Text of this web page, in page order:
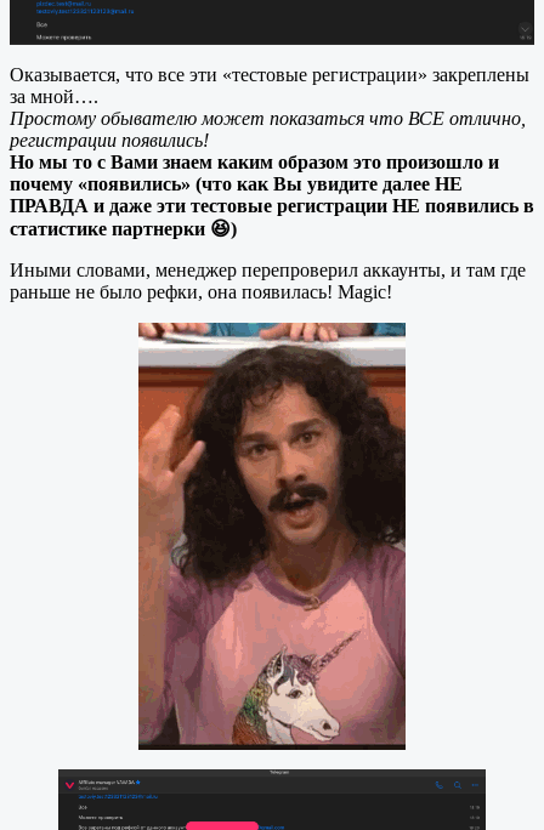
Оказывается, что все эти «тестовые регистрации» закреплены
за мной….
Простому обывателю может показаться что ВСЕ отлично,
регистрации появились!
Но мы то с Вами знаем каким образом это произошло и
почему «появились» (что как Вы увидите далее НЕ
ПРАВДА и даже эти тестовые регистрации НЕ появились в
статистике партнерки 😆)
Иными словами, менеджер перепроверил аккаунты, и там где
раньше не было рефки, она появилась! Magic!